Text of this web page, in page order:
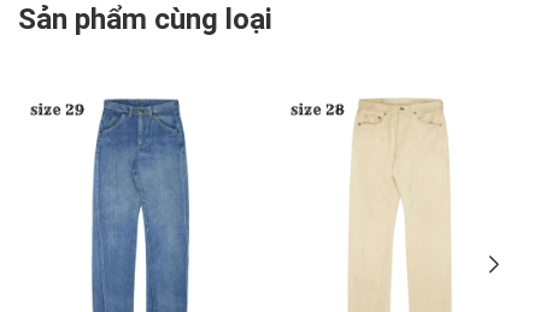
Sản phẩm cùng loại